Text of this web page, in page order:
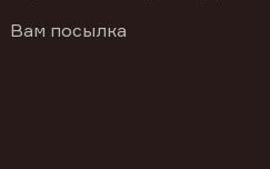
Вам посылка